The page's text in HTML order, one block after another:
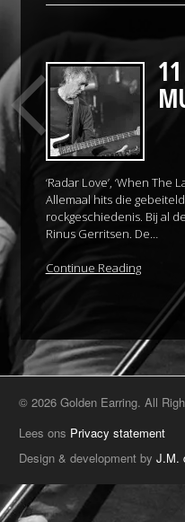
‘Radar Love’, ‘When The
Allemaal hits die
rockgeschiedenis. Bij al
Rinus Gerritsen. De…
Continue Reading
© 2026 Golden Earring. All
Lees ons Privacy statement
Design & development byJ.M.